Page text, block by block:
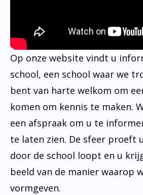
Op onze website vindt u
school, een school waar we
bent van harte welkom om
komen om kennis te maken.
een afspraak om u te
te laten zien. De sfeer proeft
door de school loopt en u
beeld van de manier waarop
vormgeven.